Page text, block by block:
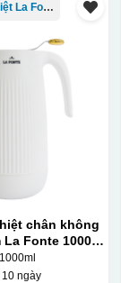
Bình giữ nhiệt La Fonte
chân không
1000ml
10 ngày